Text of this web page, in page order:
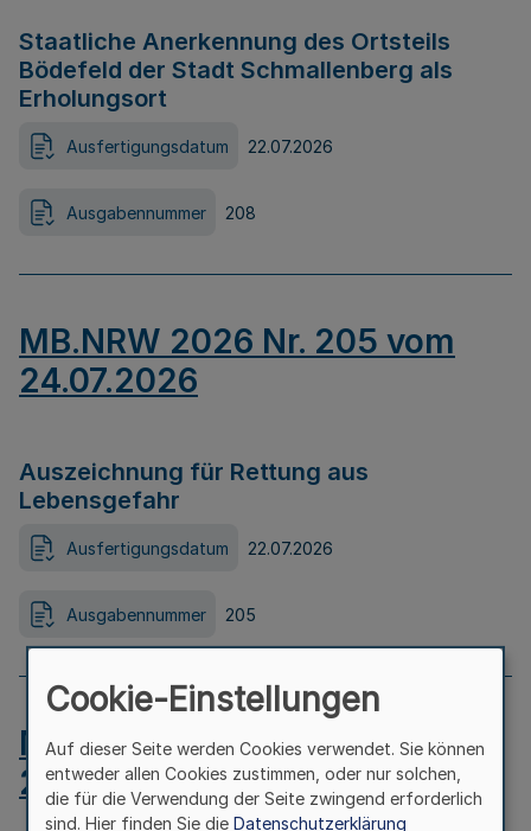
Staatliche Anerkennung des Ortsteils
Bödefeld der Stadt Schmallenberg als
Erholungsort
Ausfertigungsdatum 22.07.2026
Ausgabennummer 208
MB.NRW 2026 Nr. 205 vom
24.07.2026
Auszeichnung für Rettung aus
Lebensgefahr
Ausfertigungsdatum 22.07.2026
Ausgabennummer 205
MB.NRW 2026 Nr. 204 vom
24.07.2026
Cookie-Einstellungen
Auf dieser Seite werden Cookies verwendet. Sie können
entweder allen Cookies zustimmen, oder nur solchen,
die für die Verwendung der Seite zwingend erforderlich
sind. Hier finden Sie die Datenschutzerklärung